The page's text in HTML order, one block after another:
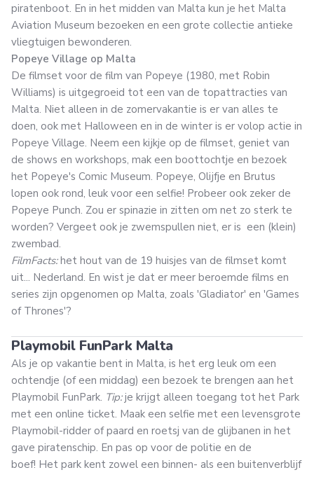
piratenboot. En in het midden van Malta kun je het Malta
Aviation Museum bezoeken en een grote collectie antieke
vliegtuigen bewonderen.
Popeye Village op Malta
De filmset voor de film van Popeye (1980, met Robin
Williams) is uitgegroeid tot een van de topattracties van
Malta. Niet alleen in de zomervakantie is er van alles te
doen, ook met Halloween en in de winter is er volop actie in
Popeye Village. Neem een kijkje op de filmset, geniet van
de shows en workshops, mak een boottochtje en bezoek
het Popeye's Comic Museum. Popeye, Olijfje en Brutus
lopen ook rond, leuk voor een selfie! Probeer ook zeker de
Popeye Punch. Zou er spinazie in zitten om net zo sterk te
worden? Vergeet ook je zwemspullen niet, er is een (klein)
zwembad.
FilmFacts:het hout van de 19 huisjes van de filmset komt
uit... Nederland. En wist je dat er meer beroemde films en
series zijn opgenomen op Malta, zoals 'Gladiator' en 'Games
of Thrones'?
Playmobil FunPark Malta
Als je op vakantie bent in Malta, is het erg leuk om een
ochtendje (of een middag) een bezoek te brengen aan het
Playmobil FunPark. Tip:je krijgt alleen toegang tot het Park
met een online ticket. Maak een selfie met een levensgrote
Playmobil-ridder of paard en roetsj van de glijbanen in het
gave piratenschip. En pas op voor de politie en de
boef! Het park kent zowel een binnen- als een buitenverblijf